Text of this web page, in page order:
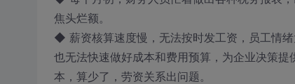
焦头烂额。
◆ 薪资核算速度慢，无法按时发工资，员工情
也无法快速做好成本和费用预算，为企业决策
本，算少了，劳资关系出问题。